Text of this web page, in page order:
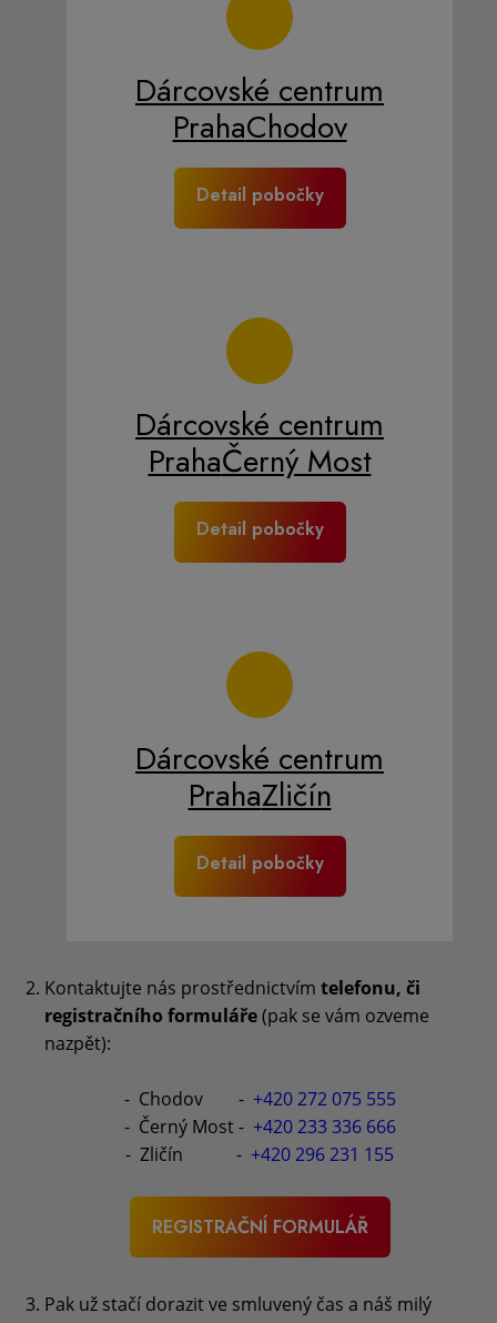
Dárcovské centrum
PrahaChodov
Detail pobočky
Dárcovské centrum
PrahaČerný Most
Detail pobočky
Dárcovské centrum
PrahaZličín
Detail pobočky
Kontaktujte nás prostřednictvím telefonu, či
registračního formuláře(pak se vám ozveme
nazpět):
- Chodov - +420 272 075 555
- Černý Most - +420 233 336 666
- Zličín - +420 296 231 155
REGISTRAČNÍ FORMULÁŘ
Pak už stačí dorazit ve smluvený čas a náš milý